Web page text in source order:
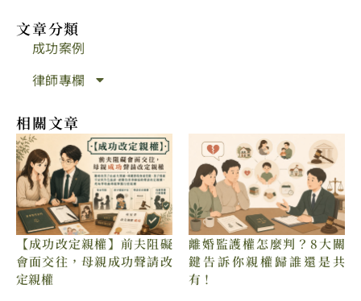
文章分類
成功案例
律師專欄
相關文章
【成功改定親權】前夫阻礙
會面交往，母親成功聲請改
定親權
離婚監護權怎麼判？8大關
鍵告訴你親權歸誰還是共
有！